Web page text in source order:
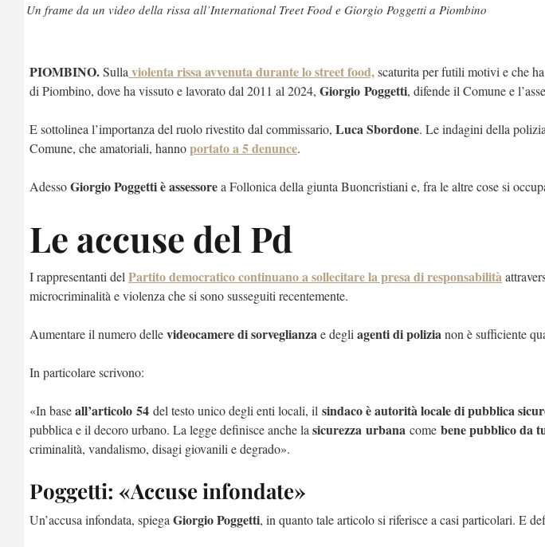
Un frame da un video della rissa all’International Treet Food e Giorgio Poggetti a Piombino
PIOMBINO.Sulla violenta rissa avvenuta durante lo street food,scaturita per futili motivi e che
di Piombino, dove ha vissuto e lavorato dal 2011 al 2024, Giorgio Poggetti, difende il Comune e
E sottolinea l’importanza del ruolo rivestito dal commissario, Luca Sbordone. Le indagini della
Comune, che amatoriali, hannoportato a 5 denunce.
AdessoGiorgio Poggetti è assessorea Follonica della giunta Buoncristiani e, fra le altre cose si
Le accuse del Pd
I rappresentanti del Partito democratico continuano a sollecitare la presa di responsabilità
microcriminalità e violenza che si sono susseguiti recentemente.
Aumentare il numero dellevideocamere di sorveglianzae degli agenti di polizianon è sufficiente
In particolare scrivono:
«In baseall’articolo 54 del testo unico degli enti locali, il sindaco è autorità locale di pubblica
pubblica e il decoro urbano. La legge definisce anche la sicurezza urbana come bene pubblico da
criminalità, vandalismo, disagi giovanili e degrado».
Poggetti: «Accuse infondate»
Un’accusa infondata, spiega Giorgio Poggetti, in quanto tale articolo si riferisce a casi particolari. E